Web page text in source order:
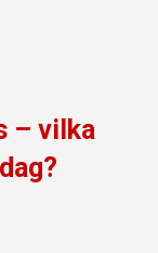
– vilka